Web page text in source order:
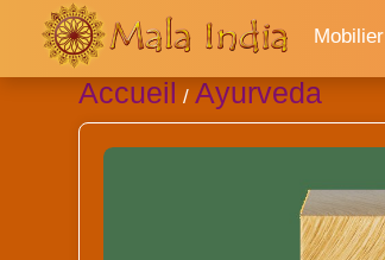
Mobilier
Accueil / Ayurveda